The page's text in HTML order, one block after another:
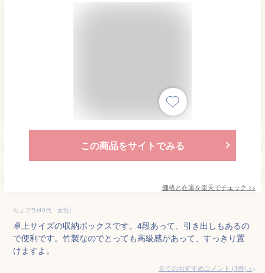
この商品をサイトでみる
価格と在庫を楽天でチェック >>
ちょプラ(40代・女性)
卓上サイズの収納ボックスです。4段あって、引き出しもあるの
で便利です。竹製なのでとっても高級感があって、すっきり置
けますよ。
全てのおすすめコメント (1件) >